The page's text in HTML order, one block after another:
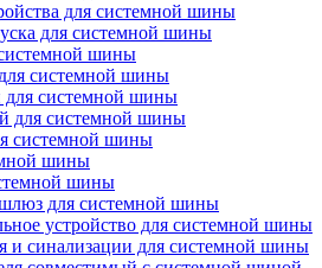
для системной шины
для системной шины
шины
системной шины
для системной шины
для системной шины
системной шины
шины
шины
для системной шины
устройство для системной шины
и синализации для системной шины